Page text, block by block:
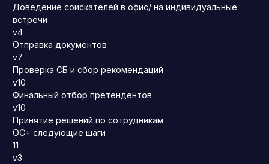
Доведение соискателей в офис/ на индивидуальные
встречи
v4
Отправка документов
v7
Проверка СБ и сбор рекомендаций
v10
Финальный отбор претендентов
v10
Принятие решений по сотрудникам
ОС+ следующие шаги
11
v3